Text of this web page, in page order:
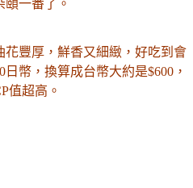
一番了。
花豐厚，鮮香又細緻，好吃到會
幣，換算成台幣大約是$600，
值超高。